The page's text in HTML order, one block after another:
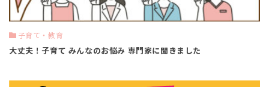
子育て・教育
大丈夫！子育て みんなのお悩み 専門家に聞きました